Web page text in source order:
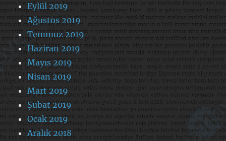
Eylül 2019
Ağustos 2019
Temmuz 2019
Haziran 2019
Mayıs 2019
Nisan 2019
Mart 2019
Şubat 2019
Ocak 2019
Aralık 2018